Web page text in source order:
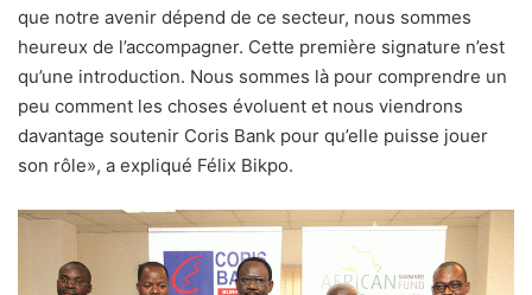
que notre avenir dépend de ce secteur, nous sommes
heureux de l’accompagner. Cette première signature n’est
qu’une introduction. Nous sommes là pour comprendre un
peu comment les choses évoluent et nous viendrons
davantage soutenir Coris Bank pour qu’elle puisse jouer
son rôle», a expliqué Félix Bikpo.